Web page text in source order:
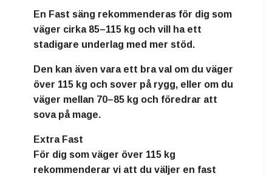
En Fast säng rekommenderas för dig som
väger cirka 85–115 kg och vill ha ett
stadigare underlag med mer stöd.
Den kan även vara ett bra val om du väger
över 115 kg och sover på rygg, eller om du
väger mellan 70–85 kg och föredrar att
sova på mage.
Extra Fast
För dig som väger över 115 kg
rekommenderar vi att du väljer en fast